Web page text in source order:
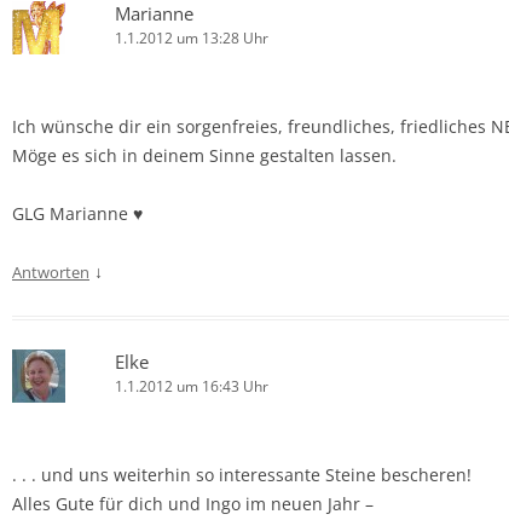
Marianne
1.1.2012 um 13:28 Uhr
Ich wünsche dir ein sorgenfreies, freundliches, friedliches
Möge es sich in deinem Sinne gestalten lassen.
GLG Marianne ♥
Antworten ↓
Elke
1.1.2012 um 16:43 Uhr
. . . und uns weiterhin so interessante Steine bescheren!
Alles Gute für dich und Ingo im neuen Jahr –